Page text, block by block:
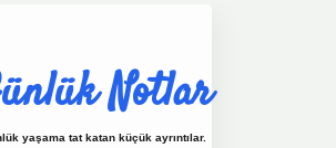
Notlar
yaşama tat katan küçük ayrıntılar.